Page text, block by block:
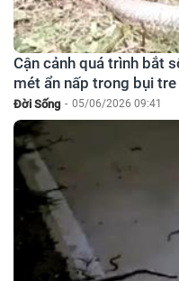
Cận cảnh quá trình bắt
mét ẩn nấp trong bụi tre
Đời Sống - 05/06/2026 09:41